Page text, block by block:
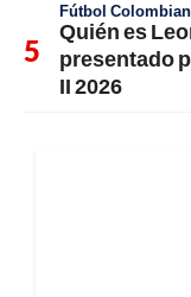
Fútbol
Quién es
presentado
II 2026